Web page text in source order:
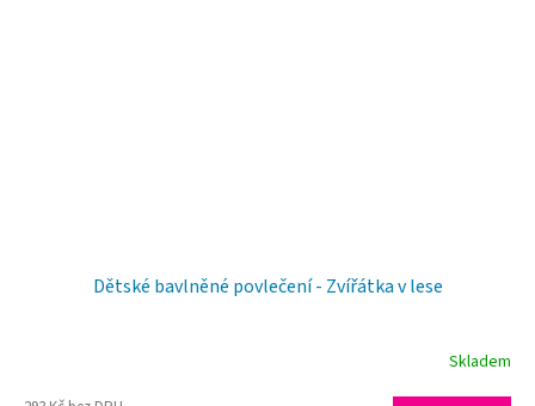
Dětské bavlněné povlečení - Zvířátka v lese
Skladem